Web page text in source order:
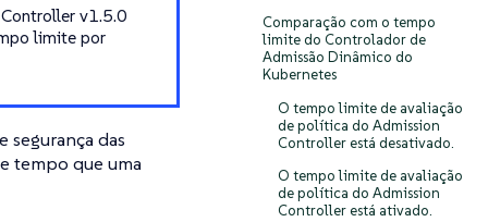
Comparação com o tempo
limite do Controlador de
Admissão Dinâmico do
Kubernetes
O tempo limite de avaliação
de política do Admission
Controller está desativado.
O tempo limite de avaliação
de política do Admission
Controller está ativado.
v1.5.0
limite por
das
tempo que uma